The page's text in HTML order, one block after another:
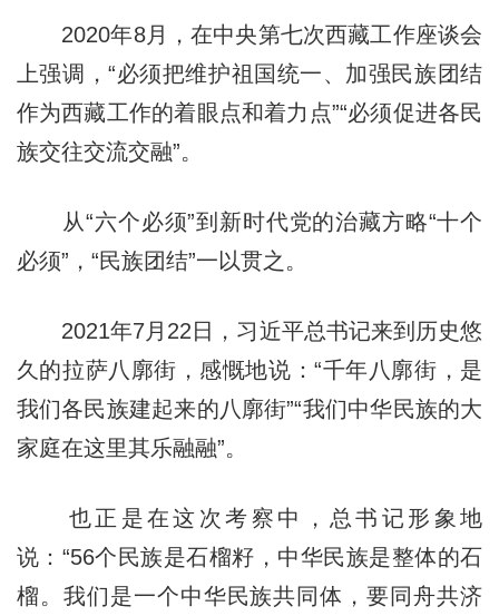
2020年8月，在中央第七次西藏工作座谈会
上强调，“必须把维护祖国统一、加强民族团结
作为西藏工作的着眼点和着力点”“必须促进各民
族交往交流交融”。
从“六个必须”到新时代党的治藏方略“十个
必须”，“民族团结”一以贯之。
2021年7月22日，习近平总书记来到历史悠
久的拉萨八廓街，感慨地说：“千年八廓街，是
我们各民族建起来的八廓街”“我们中华民族的大
家庭在这里其乐融融”。
也正是在这次考察中，总书记形象地
说：“56个民族是石榴籽，中华民族是整体的石
榴。我们是一个中华民族共同体，要同舟共济